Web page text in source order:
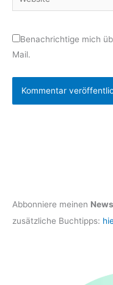
Benachrichtige mich
Mail.
Abbonniere meinen
zusätzliche Buchtipps: